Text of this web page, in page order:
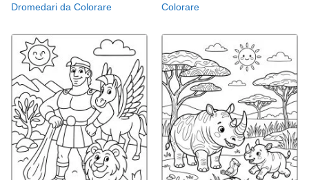
Dromedari da Colorare
Colorare